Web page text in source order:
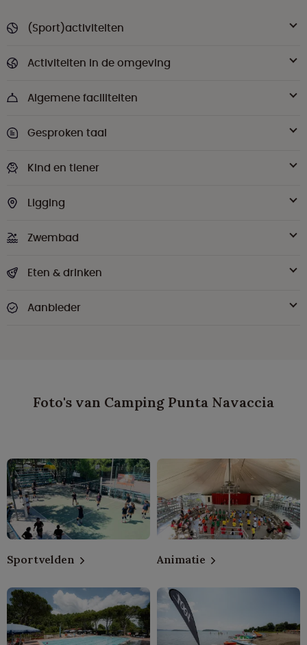
(Sport)activiteiten
Activiteiten in de omgeving
Algemene faciliteiten
Gesproken taal
Kind en tiener
Ligging
Zwembad
Eten & drinken
Aanbieder
Foto's van Camping Punta Navaccia
Sportvelden Animatie